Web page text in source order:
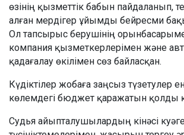
өзінің қызметтік бабын пайдаланып,
алған мердігер ұйымды бейресми
Ол тапсырыс берушінің
компания қызметкерлерімен және
қадағалау өкілімен сөз байласқан.
Күдіктілер жобаға заңсыз түзетулер
көлемдегі бюджет қаражатын қолды
Судья айыпталушылардың кінәсі